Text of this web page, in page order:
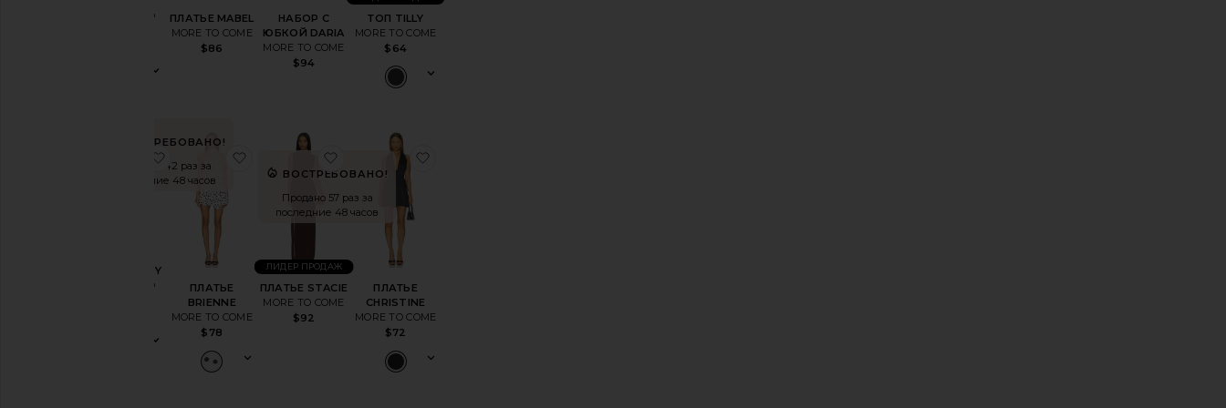
MORE TO
ПЛАТЬЕ MABEL
MORE TO COME
$86
НАБОР С
ЮБКОЙ DARIA
MORE TO COME
$94
ТОП TILLY
MORE TO COME
$64
ВОСТРЕБОВАНО!
Продано 42 раз за
последние 48 часов
MARGAERY
MORE TO
избранноеПЛАТЬЕ MARGAERY
ПЛАТЬЕ
BRIENNE
MORE TO COME
$78
избранноеПЛАТЬЕ BRIENNE
ВОСТРЕБОВАНО!
Продано 57 раз за
последние 48 часов
ПЛАТЬЕ STACIE
MORE TO COME
$92
ЛИДЕР ПРОДАЖ
избранноеПЛАТЬЕ STACIE
ПЛАТЬЕ
CHRISTINE
MORE TO COME
$72